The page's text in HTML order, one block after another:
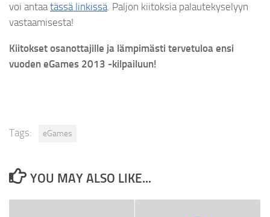
voi antaatässä linkissä. Paljon kiitoksia palautekyselyyn
vastaamisesta!
Kiitokset osanottajille ja lämpimästi tervetuloa ensi
vuoden eGames 2013 -kilpailuun!
Tags: eGames
YOU MAY ALSO LIKE...